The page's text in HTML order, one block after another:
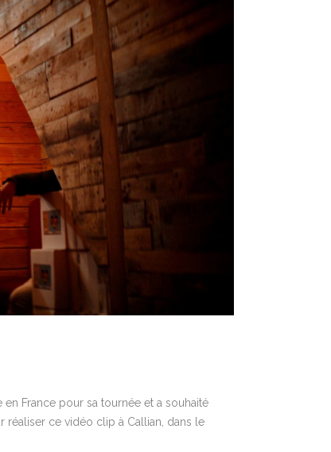
France pour sa tournée et a souhaité
réaliser ce vidéo clip à Callian, dans le